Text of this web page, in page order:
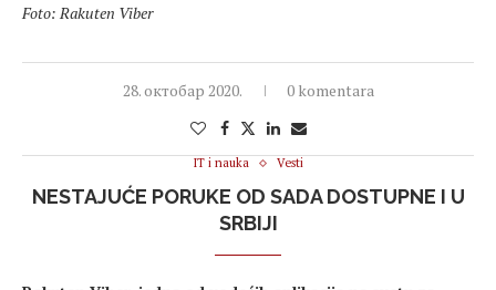
Foto: Rakuten Viber
28. октобар 2020. 0 komentara
IT i nauka Vesti
NESTAJUĆE PORUKE OD SADA DOSTUPNE I U
SRBIJI